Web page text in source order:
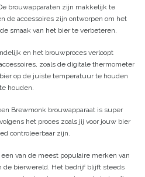
brouwapparaten zijn makkelijk te
de accessoires zijn ontworpen om het
smaak van het bier te verbeteren.
en het brouwproces verloopt
zoals de digitale thermometer
op de juiste temperatuur te houden
houden.
Brewmonk brouwapparaat is super
het proces zoals jij voor jouw bier
controleerbaar zijn.
van de meest populaire merken van
de bierwereld. Het bedrijf blijft steeds